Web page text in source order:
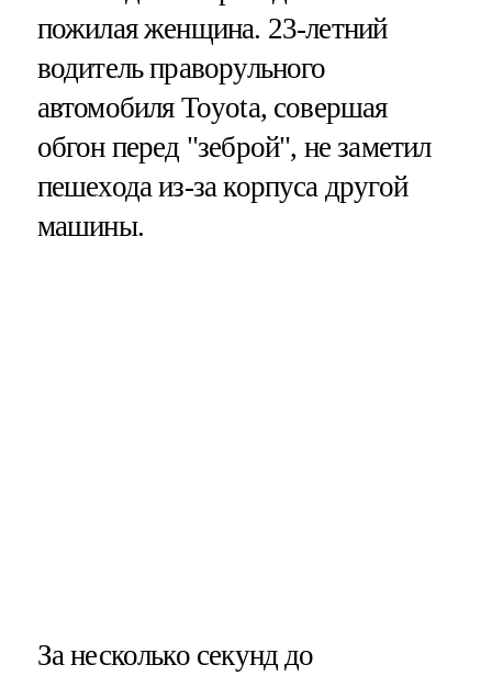
пожилая женщина. 23-летний
водитель праворульного
автомобиля Toyota, совершая
обгон перед "зеброй", не заметил
пешехода из-за корпуса другой
машины.
За несколько секунд до